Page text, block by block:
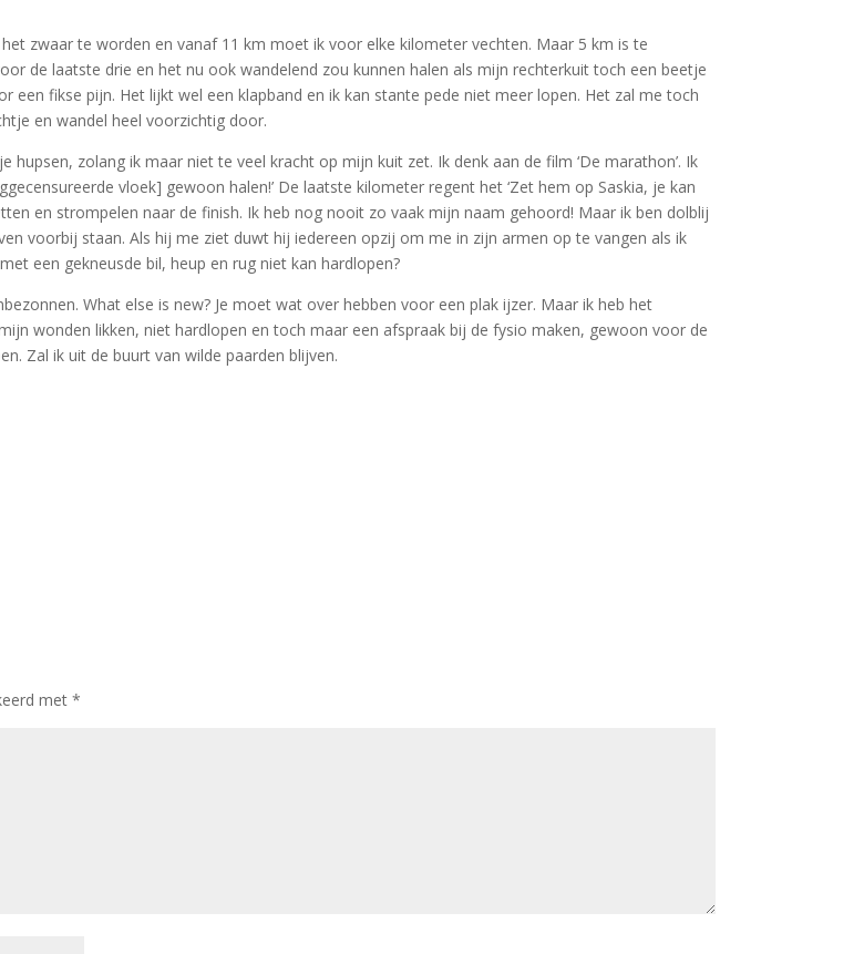
zwaar te worden en vanaf 11 km moet ik voor elke kilometer vechten. Maar 5 km is te
de laatste drie en het nu ook wandelend zou kunnen halen als mijn rechterkuit toch een beetje
een fikse pijn. Het lijkt wel een klapband en ik kan stante pede niet meer lopen. Het zal me toch
en wandel heel voorzichtig door.
zolang ik maar niet te veel kracht op mijn kuit zet. Ik denk aan de film ‘De marathon’. Ik
vloek] gewoon halen!’ De laatste kilometer regent het ‘Zet hem op Saskia, je kan
en strompelen naar de finish. Ik heb nog nooit zo vaak mijn naam gehoord! Maar ik ben dolblij
voorbij staan. Als hij me ziet duwt hij iedereen opzij om me in zijn armen op te vangen als ik
een gekneusde bil, heup en rug niet kan hardlopen?
What else is new? Je moet wat over hebben voor een plak ijzer. Maar ik heb het
wonden likken, niet hardlopen en toch maar een afspraak bij de fysio maken, gewoon voor de
Zal ik uit de buurt van wilde paarden blijven.
met*